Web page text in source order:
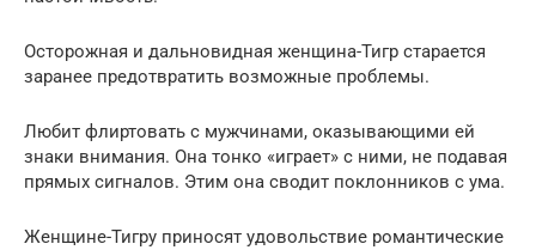
Осторожная и дальновидная женщина-Тигр старается
заранее предотвратить возможные проблемы.
Любит флиртовать с мужчинами, оказывающими ей
знаки внимания. Она тонко «играет» с ними, не подавая
прямых сигналов. Этим она сводит поклонников с ума.
Женщине-Тигру приносят удовольствие романтические